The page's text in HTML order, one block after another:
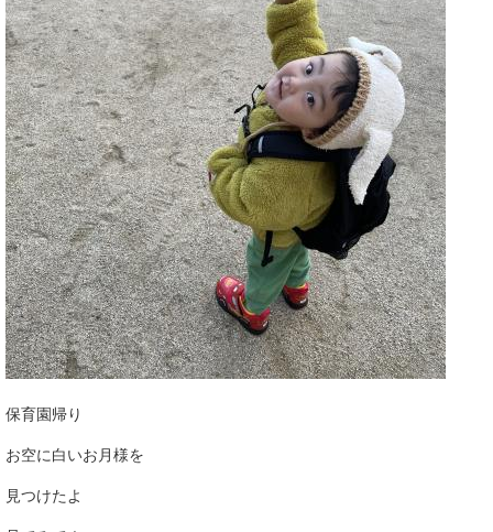
保育園帰り
お空に白いお月様を
見つけたよ